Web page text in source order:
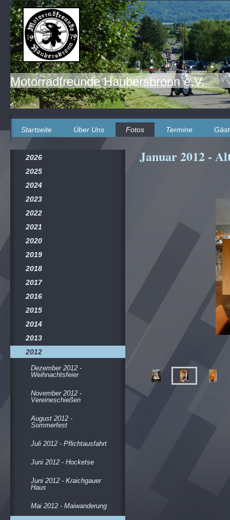
Motorradfreunde Haubersbronn e.V.
Startseite Über Uns Fotos Termine
Januar 2012 -
2026
2025
2024
2023
2022
2021
2020
2019
2018
2017
2016
2015
2014
2013
2012
Dezember 2012 -
Weihnachtsfeier
November 2012 -
Vereineschießen
August 2012 -
Sommerfest
Juli 2012 - Pflichtausfahrt
Juni 2012 - Hocketse
Juni 2012 - Kraichgauer
Haus
Mai 2012 - Maiwanderung